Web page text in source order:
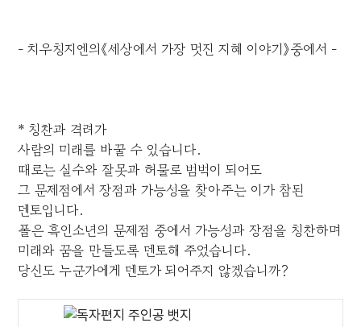
- 치우칭지엔의《세상에서 가장 멋진 지혜 이야기》중에서 -
* 칭찬과 격려가
사람의 미래를 바꿀 수 있습니다.
때로는 실수와 잘못과 허물로 범벅이 되어도
그 문제점에서 장점과 가능성을 찾아주는 이가 참된
멘토입니다.
폴은 흑인소년의 문제점 중에서 가능성과 장점을 칭찬하며
미래와 꿈을 만들도록 멘토해 주었습니다.
당신도 누군가에게 멘토가 되어주지 않겠습니까?